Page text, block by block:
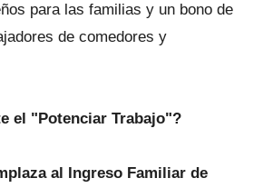
para las familias y un bono de
de comedores y
el "Potenciar Trabajo"?
al Ingreso Familiar de